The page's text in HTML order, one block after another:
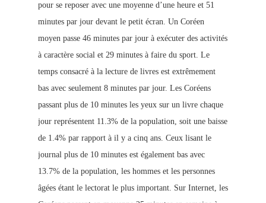
pour se reposer avec une moyenne d’une heure et 51
minutes par jour devant le petit écran. Un Coréen
moyen passe 46 minutes par jour à exécuter des activités
à caractère social et 29 minutes à faire du sport. Le
temps consacré à la lecture de livres est extrêmement
bas avec seulement 8 minutes par jour. Les Coréens
passant plus de 10 minutes les yeux sur un livre chaque
jour représentent 11.3% de la population, soit une baisse
de 1.4% par rapport à il y a cinq ans. Ceux lisant le
journal plus de 10 minutes est également bas avec
13.7% de la population, les hommes et les personnes
âgées étant le lectorat le plus important. Sur Internet, les